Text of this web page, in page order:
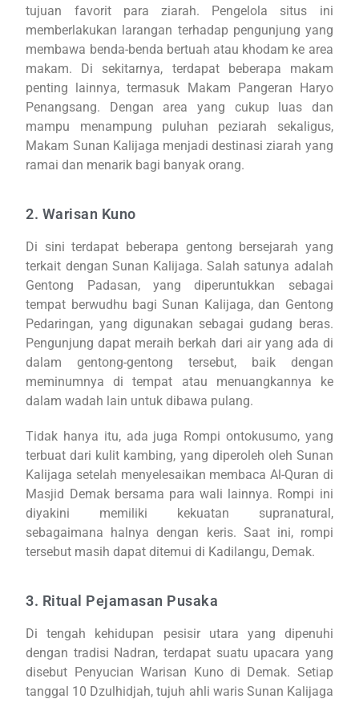
tujuan favorit para ziarah. Pengelola situs ini
memberlakukan larangan terhadap pengunjung yang
membawa benda-benda bertuah atau khodam ke area
makam. Di sekitarnya, terdapat beberapa makam
penting lainnya, termasuk Makam Pangeran Haryo
Penangsang. Dengan area yang cukup luas dan
mampu menampung puluhan peziarah sekaligus,
Makam Sunan Kalijaga menjadi destinasi ziarah yang
ramai dan menarik bagi banyak orang.
2. Warisan Kuno
Di sini terdapat beberapa gentong bersejarah yang
terkait dengan Sunan Kalijaga. Salah satunya adalah
Gentong Padasan, yang diperuntukkan sebagai
tempat berwudhu bagi Sunan Kalijaga, dan Gentong
Pedaringan, yang digunakan sebagai gudang beras.
Pengunjung dapat meraih berkah dari air yang ada di
dalam gentong-gentong tersebut, baik dengan
meminumnya di tempat atau menuangkannya ke
dalam wadah lain untuk dibawa pulang.
Tidak hanya itu, ada juga Rompi ontokusumo, yang
terbuat dari kulit kambing, yang diperoleh oleh Sunan
Kalijaga setelah menyelesaikan membaca Al-Quran di
Masjid Demak bersama para wali lainnya. Rompi ini
diyakini memiliki kekuatan supranatural,
sebagaimana halnya dengan keris. Saat ini, rompi
tersebut masih dapat ditemui di Kadilangu, Demak.
3. Ritual Pejamasan Pusaka
Di tengah kehidupan pesisir utara yang dipenuhi
dengan tradisi Nadran, terdapat suatu upacara yang
disebut Penyucian Warisan Kuno di Demak. Setiap
tanggal 10 Dzulhidjah, tujuh ahli waris Sunan Kalijaga